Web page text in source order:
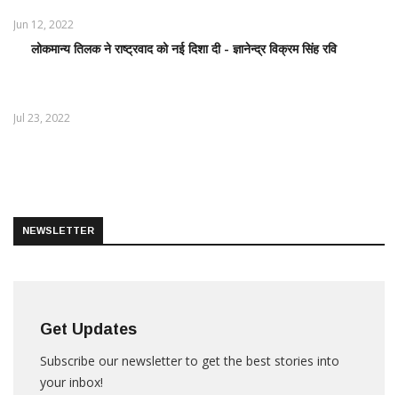
Jun 12, 2022
LATEST
लोकमान्य तिलक ने राष्ट्रवाद को नई दिशा दी - ज्ञानेन्द्र विक्रम सिंह रवि
Jul 23, 2022
NEWSLETTER
Get Updates
Subscribe our newsletter to get the best stories into
your inbox!